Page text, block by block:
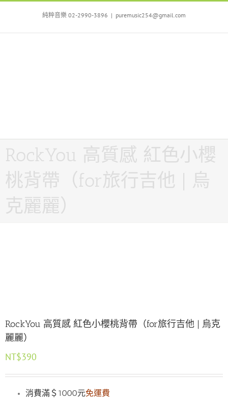
Skip
純粹音樂 02-2990-3896 | puremusic254@gmail.com
RockYou 高質感 紅色小櫻
桃背帶（for旅行吉他 | 烏
克麗麗）
RockYou 高質感 紅色小櫻桃背帶（for旅行吉他 | 烏克
麗麗）
NT$390
消費滿＄1000元免運費